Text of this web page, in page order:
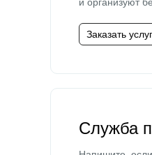
Заказать
Служба